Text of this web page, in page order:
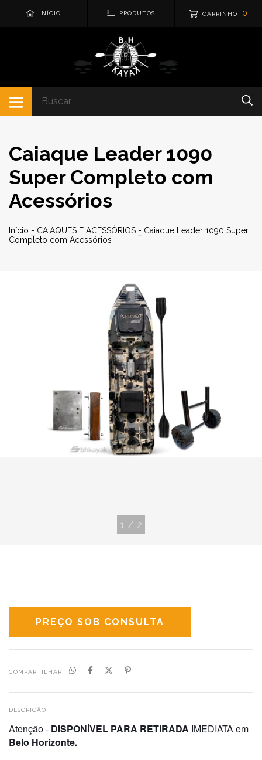
INÍCIO PRODUTOS CARRINHO 0
Caiaque Leader 1090
Super Completo com
Acessórios
Início - CAIAQUES E ACESSÓRIOS - Caiaque Leader 1090 Super
Completo com Acessórios
1 / 2
COMPARTILHAR
DESCRIÇÃO
Atenção - DISPONÍVEL PARA RETIRADA IMEDIATA em
Belo Horizonte.